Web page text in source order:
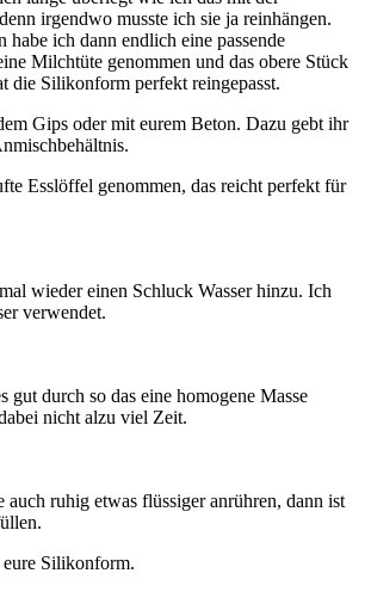
irgendwo musste ich sie ja reinhängen.
habe ich dann endlich eine passende
Milchtüte genommen und das obere Stück
die Silikonform perfekt reingepasst.
Gips oder mit eurem Beton. Dazu gebt ihr
Esslöffel genommen, das reicht perfekt für
wieder einen Schluck Wasser hinzu. Ich
verwendet.
gut durch so das eine homogene Masse
nicht alzu viel Zeit.
auch ruhig etwas flüssiger anrühren, dann ist
Silikonform.